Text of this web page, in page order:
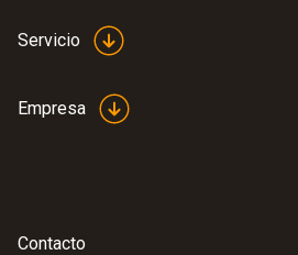
Servicio
Empresa
Contacto